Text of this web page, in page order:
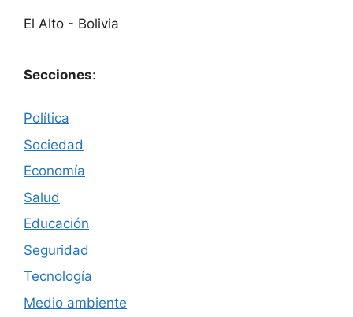
El Alto - Bolivia
Secciones:
Política
Sociedad
Economía
Salud
Educación
Seguridad
Tecnología
Medio ambiente